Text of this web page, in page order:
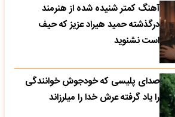
آهنگ کمتر شنیده شده از هنرمند
درگذشته حمید هیراد عزیز که حیف
است نشنوید
صدای پلیسی که خودجوش خوانندگی
را یاد گرفته عرش خدا را میلرزاند